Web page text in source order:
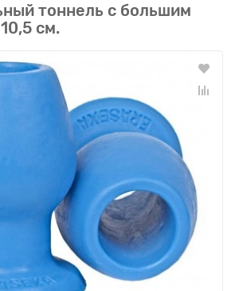
тоннель с большим
см.